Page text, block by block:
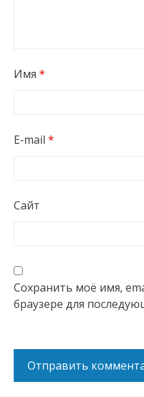
Имя *
E-mail *
Сайт
Сохранить моё имя,
браузере для